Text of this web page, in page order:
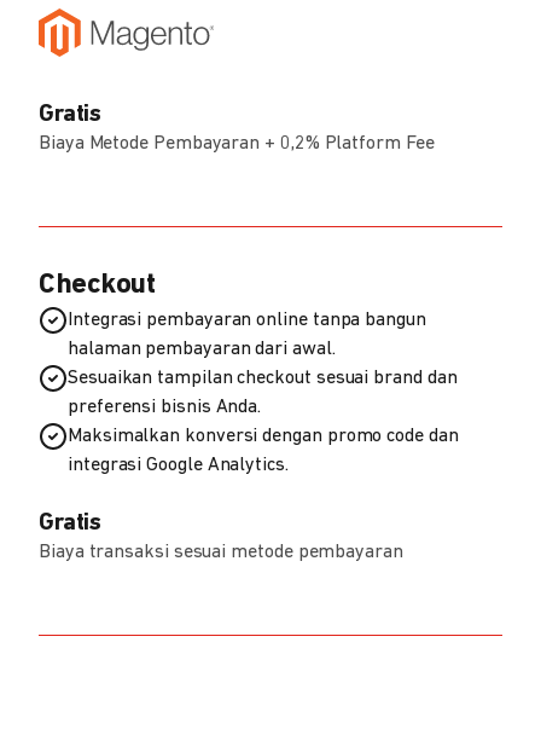
Gratis
Biaya Metode Pembayaran + 0,2% Platform Fee
Checkout
Integrasi pembayaran online tanpa bangun
halaman pembayaran dari awal.
Sesuaikan tampilan checkout sesuai brand dan
preferensi bisnis Anda.
Maksimalkan konversi dengan promo code dan
integrasi Google Analytics.
Gratis
Biaya transaksi sesuai metode pembayaran